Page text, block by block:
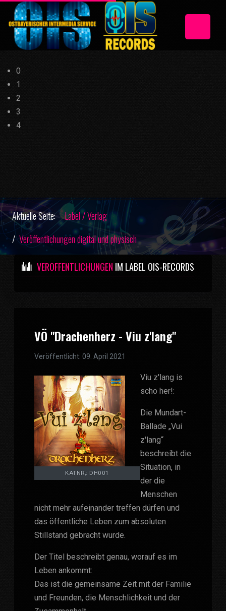
0
1
2
3
4
Aktuelle Seite: Label / Verlag
Veröffentlichungen digital und physisch
VERÖFFENTLICHUNGEN IM LABEL OIS-RECORDS
VÖ "Drachenherz - Viu z'lang"
Veröffentlicht: 09. April 2021
KATNR,: DH001
Viu z'lang is
scho her!:
Die Mundart-
Ballade „Vui
z'lang“
beschreibt die
Situation, in
der die
Menschen
nicht mehr aufeinander treffen dürfen und
das öffentliche Leben zum absoluten
Stillstand gebracht wurde.
Der Titel beschreibt genau, worauf es im
Leben ankommt:
Das ist die gemeinsame Zeit mit der Familie
und Freunden, die Menschlichkeit und der